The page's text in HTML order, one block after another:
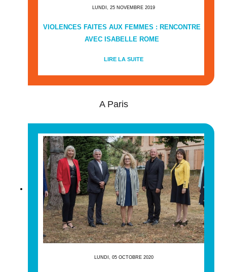
LUNDI, 25 NOVEMBRE 2019
VIOLENCES FAITES AUX FEMMES : RENCONTRE
AVEC ISABELLE ROME
LIRE LA SUITE
A Paris
LUNDI, 05 OCTOBRE 2020